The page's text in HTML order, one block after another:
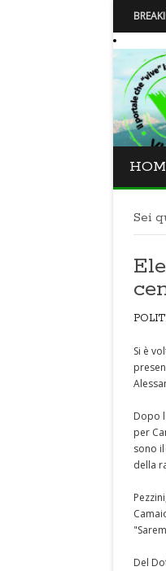
Carnevale -
Sei
Si è
Dopo
per
sono
della
Del